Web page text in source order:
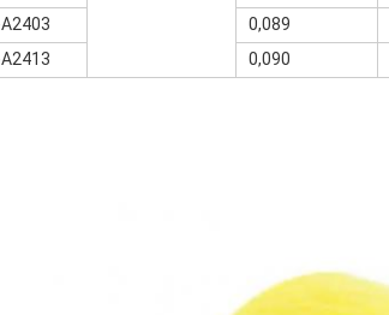
0,089
0,090